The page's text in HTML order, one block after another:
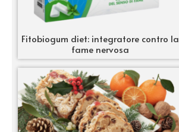
Fitobiogum diet: integratore contro la
fame nervosa